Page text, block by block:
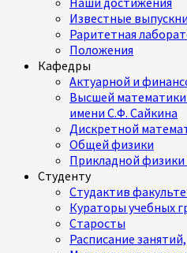
Известные
Раритетная
Положения
Кафедры
Актуарной и
Высшей математики
имени С.Ф. Сайкина
Дискретной
Общей физики
Прикладной физики
Студенту
Студактив
Кураторы учебных
Старосты
Расписание